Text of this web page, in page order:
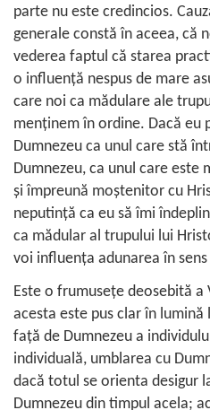
parte nu este credincios.
generale constă în aceea, că
vederea faptul că starea
o influenţă nespus de mare
care noi ca mădulare ale
menţinem în ordine. Dacă eu
Dumnezeu ca unul care stă
Dumnezeu, ca unul care este
şi împreună moştenitor cu
neputinţă ca eu să îmi
ca mădular al trupului lui
voi influenţa adunarea în sens
Este o frumuseţe deosebită a
acesta este pus clar în
faţă de Dumnezeu a
individuală, umblarea cu
dacă totul se orienta desigur
Dumnezeu din timpul acela;